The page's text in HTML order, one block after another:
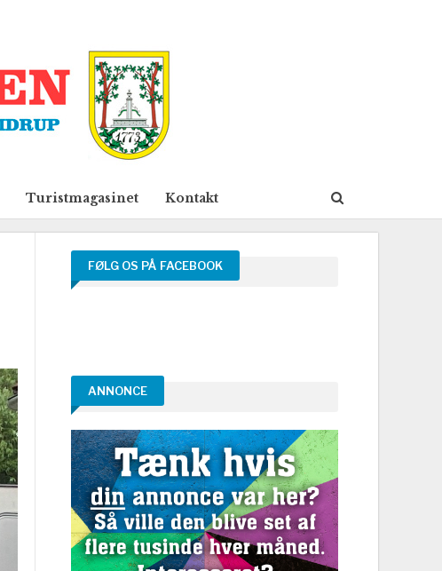
Turistmagasinet Kontakt
FØLG OS PÅ FACEBOOK
ANNONCE